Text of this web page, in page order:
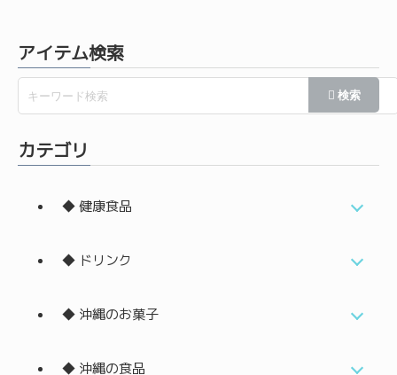
アイテム検索
カテゴリ
◆ 健康食品
◆ ドリンク
◆ 沖縄のお菓子
◆ 沖縄の食品